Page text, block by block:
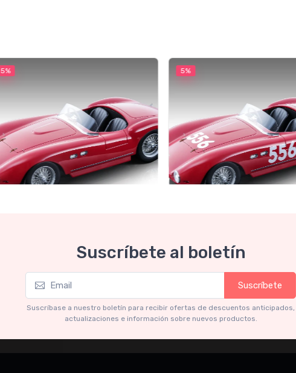
5%
Ferrari 735S Autodromo Press
€227.91 €239.90
5%
Ferrari 735S - 166 MM
Miglia 1954 car #556 Driver:
€239.90
Suscríbete al boletín
Suscríbete
Suscríbase a nuestro boletín para recibir ofertas de descuentos anticipados,
actualizaciones e información sobre nuevos productos.